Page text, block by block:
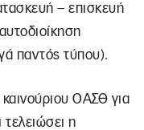
– επισκευή
παντός τύπου).
ΟΑΣΘ για
η